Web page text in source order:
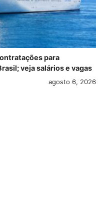
para
veja salários e vagas
agosto 6, 2026